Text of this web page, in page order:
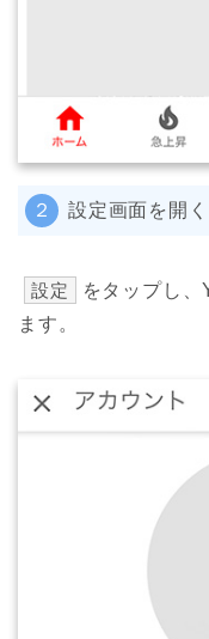
２ 設定画面を開く
設定
をタップし
ます。